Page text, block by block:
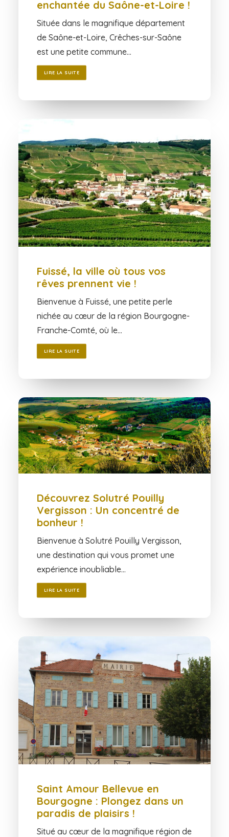
enchantée du Saône-et-Loire !
Située dans le magnifique département
de Saône-et-Loire, Crêches-sur-Saône
est une petite commune…
LIRE LA SUITE
Fuissé, la ville où tous vos
rêves prennent vie !
Bienvenue à Fuissé, une petite perle
nichée au cœur de la région Bourgogne-
Franche-Comté, où le…
LIRE LA SUITE
Découvrez Solutré Pouilly
Vergisson : Un concentré de
bonheur !
Bienvenue à Solutré Pouilly Vergisson,
une destination qui vous promet une
expérience inoubliable…
LIRE LA SUITE
Saint Amour Bellevue en
Bourgogne : Plongez dans un
paradis de plaisirs !
Situé au cœur de la magnifique région de